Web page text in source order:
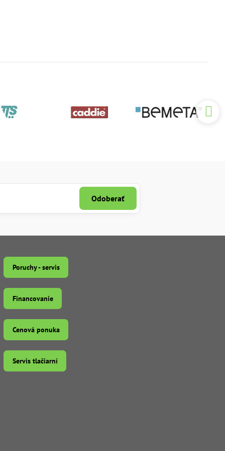
Odoberať
Poruchy - servis
Financovanie
Cenová ponuka
Servis tlačiarní